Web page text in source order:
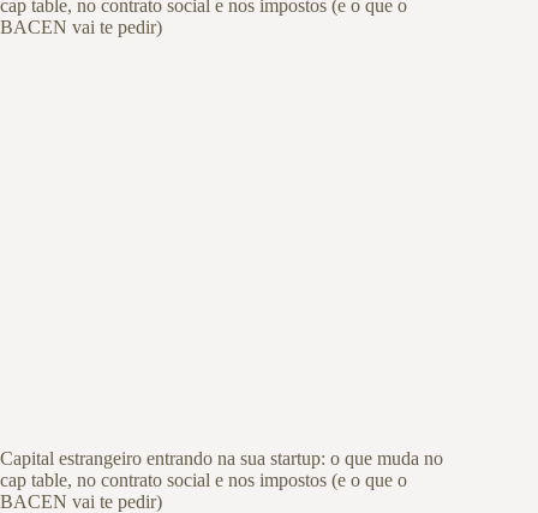
Capital estrangeiro entrando na sua startup: o que muda no
cap table, no contrato social e nos impostos (e o que o
BACEN vai te pedir)